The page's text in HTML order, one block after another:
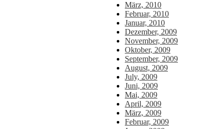
März, 2010
Februar, 2010
Januar, 2010
Dezember, 2009
November, 2009
Oktober, 2009
September, 2009
August, 2009
July, 2009
Juni, 2009
Mai, 2009
April, 2009
März, 2009
Februar, 2009